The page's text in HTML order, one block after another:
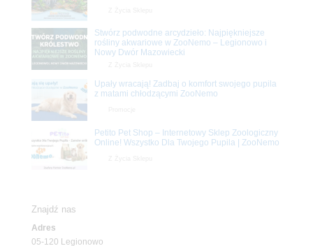
Stwórz podwodne arcydzieło: Najpiękniejsze
rośliny akwariowe w ZooNemo – Legionowo i
Nowy Dwór Mazowiecki
Upały wracają! Zadbaj o komfort swojego pupila
z matami chłodzącymi ZooNemo
Petito Pet Shop – Internetowy Sklep Zoologiczny
Online! Wszystko Dla Twojego Pupila | ZooNemo
Znajdź nas
Adres
05-120 Legionowo